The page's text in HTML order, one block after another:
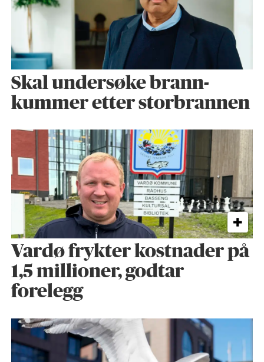
Skal undersøke brann­
kummer etter storbrannen
Vardø frykter kostnader på
1,5 millioner, godtar
forelegg